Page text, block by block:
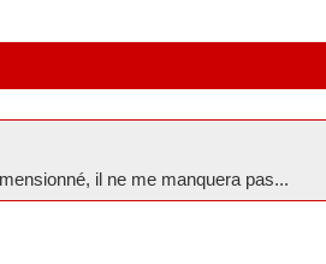
il ne me manquera pas...